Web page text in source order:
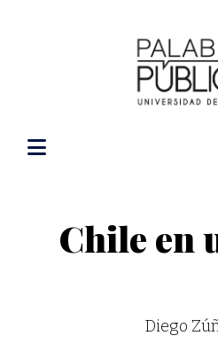
Chile en
Diego